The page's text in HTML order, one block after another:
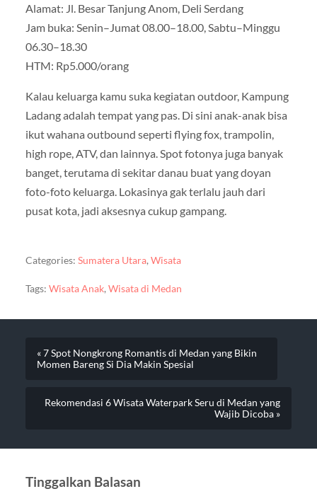
Alamat: Jl. Besar Tanjung Anom, Deli Serdang
Jam buka: Senin–Jumat 08.00–18.00, Sabtu–Minggu
06.30–18.30
HTM: Rp5.000/orang
Kalau keluarga kamu suka kegiatan outdoor, Kampung
Ladang adalah tempat yang pas. Di sini anak-anak bisa
ikut wahana outbound seperti flying fox, trampolin,
high rope, ATV, dan lainnya. Spot fotonya juga banyak
banget, terutama di sekitar danau buat yang doyan
foto-foto keluarga. Lokasinya gak terlalu jauh dari
pusat kota, jadi aksesnya cukup gampang.
Categories: Sumatera Utara, Wisata
Tags: Wisata Anak,Wisata di Medan
« 7 Spot Nongkrong Romantis di Medan yang Bikin
Momen Bareng Si Dia Makin Spesial
Rekomendasi 6 Wisata Waterpark Seru di Medan yang
Wajib Dicoba »
Tinggalkan Balasan